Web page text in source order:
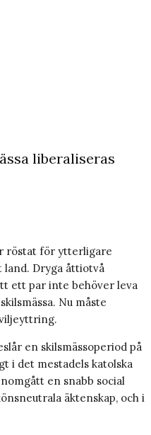
liberaliseras
röstat för ytterligare
land. Dryga åttiotvå
ett par inte behöver leva
Nu måste
en skilsmässoperiod på
i det mestadels katolska
en snabb social
äktenskap, och i